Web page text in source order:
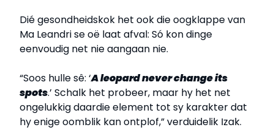
Dié gesondheidskok het ook die oogklappe van
Ma Leandri se oë laat afval: Só kon dinge
eenvoudig net nie aangaan nie.
“Soos hulle sê: ‘A leopard never change its
spots.’ Schalk het probeer, maar hy het net
ongelukkig daardie element tot sy karakter dat
hy enige oomblik kan ontplof,” verduidelik Izak.